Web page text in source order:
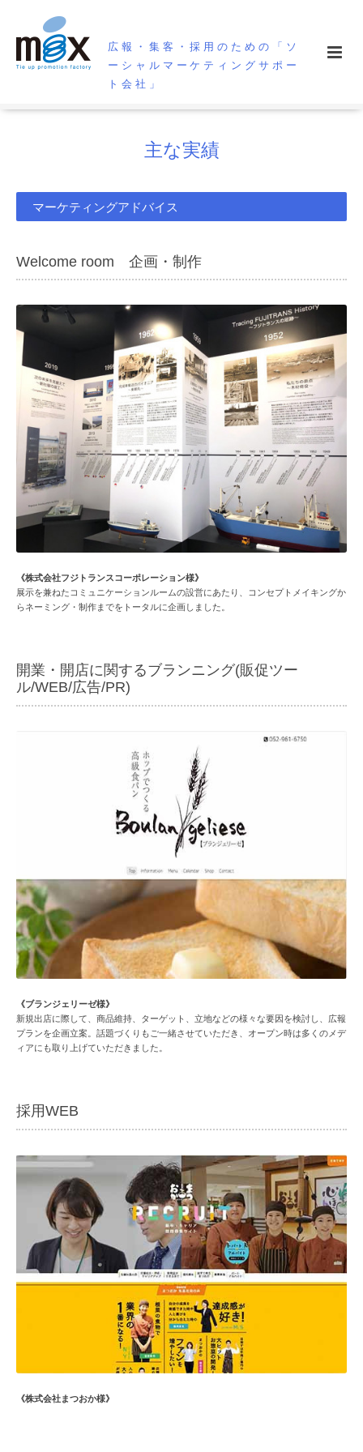
広報・集客・採用のための「ソ
ーシャルマーケティングサポー
ト会社」
主な実績
マーケティングアドバイス
Welcome room 企画・制作
《株式会社フジトランスコーポレーション様》
展示を兼ねたコミュニケーションルームの設営にあたり、コンセプトメイキングか
らネーミング・制作までをトータルに企画しました。
開業・開店に関するブランニング(販促ツー
ル/WEB/広告/PR)
《ブランジェリーゼ様》
新規出店に際して、商品維持、ターゲット、立地などの様々な要因を検討し、広報
プランを企画立案。話題づくりもご一緒させていただき、オープン時は多くのメデ
ィアにも取り上げていただきました。
採用WEB
《株式会社まつおか様》